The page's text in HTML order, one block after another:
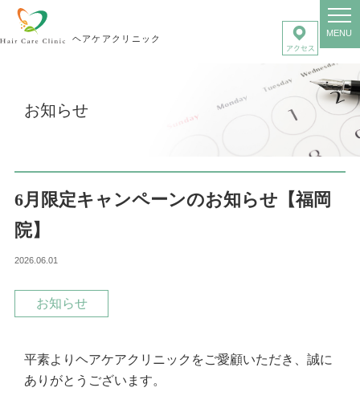
ヘアケアクリニック
MENU
お知らせ
6月限定キャンペーンのお知らせ【福岡
院】
2026.06.01
お知らせ
平素よりヘアケアクリニックをご愛顧いただき、誠に
ありがとうございます。